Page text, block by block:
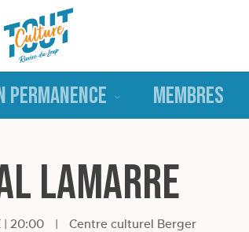
PERMANENCE MEMBRES
Lamarre
| 20:00 | Centre culturel Berger